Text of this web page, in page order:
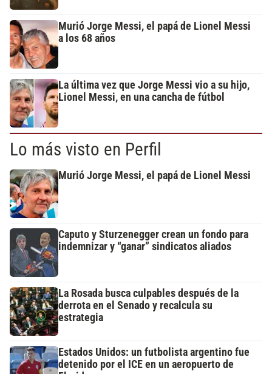
Murió Jorge Messi, el papá de Lionel Messi
a los 68 años
La última vez que Jorge Messi vio a su hijo,
Lionel Messi, en una cancha de fútbol
Lo más visto en Perfil
Murió Jorge Messi, el papá de Lionel Messi
Caputo y Sturzenegger crean un fondo para
indemnizar y “ganar” sindicatos aliados
La Rosada busca culpables después de la
derrota en el Senado y recalcula su
estrategia
Estados Unidos: un futbolista argentino fue
detenido por el ICE en un aeropuerto de